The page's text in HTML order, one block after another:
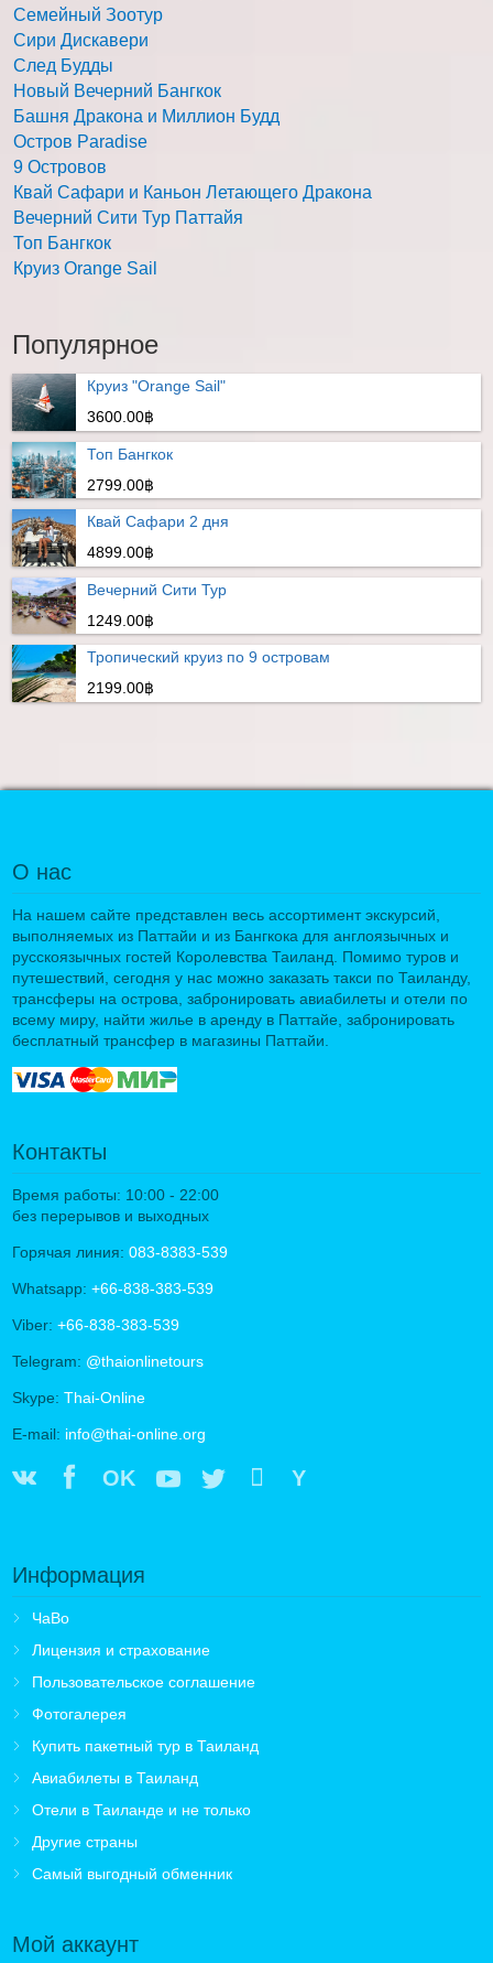
Семейный Зоотур
Сири Дискавери
След Будды
Новый Вечерний Бангкок
Башня Дракона и Миллион Будд
Остров Paradise
9 Островов
Квай Сафари и Каньон Летающего Дракона
Вечерний Сити Тур Паттайя
Топ Бангкок
Круиз Orange Sail
Популярное
Круиз "Orange Sail"
3600.00฿
Топ Бангкок
2799.00฿
Квай Сафари 2 дня
4899.00฿
Вечерний Сити Тур
1249.00฿
Тропический круиз по 9 островам
2199.00฿
О нас
На нашем сайте представлен весь ассортимент экскурсий,
выполняемых из Паттайи и из Бангкока для англоязычных и
русскоязычных гостей Королевства Таиланд. Помимо туров и
путешествий, сегодня у нас можно заказать такси по Таиланду,
трансферы на острова, забронировать авиабилеты и отели по
всему миру, найти жилье в аренду в Паттайе, забронировать
бесплатный трансфер в магазины Паттайи.
Контакты
Время работы: 10:00 - 22:00
без перерывов и выходных
Горячая линия: 083-8383-539
Whatsapp: +66-838-383-539
Viber: +66-838-383-539
Telegram: @thaionlinetours
Skype: Thai-Online
E-mail: info@thai-online.org
OK Y
Информация
ЧаВо
Лицензия и страхование
Пользовательское соглашение
Фотогалерея
Купить пакетный тур в Таиланд
Авиабилеты в Таиланд
Отели в Таиланде и не только
Другие страны
Самый выгодный обменник
Мой аккаунт